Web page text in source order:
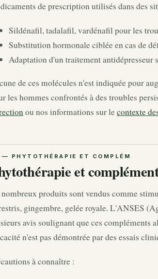
de prescription utilisés dans des
Sildénafil, tadalafil, vardénafil pour les
Substitution hormonale ciblée en cas de
Adaptation d'un traitement antidépresseur
de ces molécules n'est indiquée pour
les hommes confrontés à des troubles
ou nos informations sur lecontexte
et
produits sont vendus comme
gingembre, gelée royale. L'ANSES
avis soulignant que ces compléments
n'est pas démontrée par des essais
à connaître :